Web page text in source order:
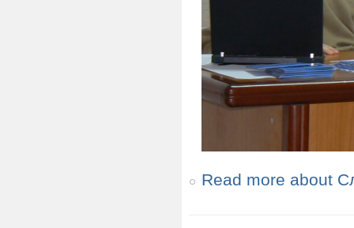
Read more about